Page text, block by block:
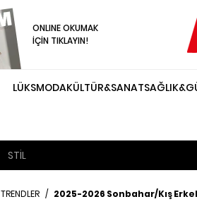
ONLINE OKUMAK
İÇİN TIKLAYIN!
LÜKSMODAKÜLTÜR&SANAT
STİL
TRENDLER / 2025-2026 Sonbahar/Kış